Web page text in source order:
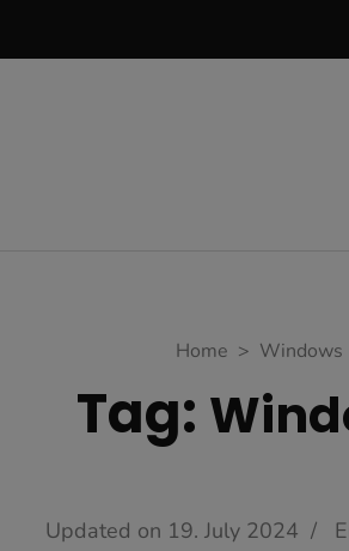
Home > Windows
Tag:
Updated on 19. July 2024 /